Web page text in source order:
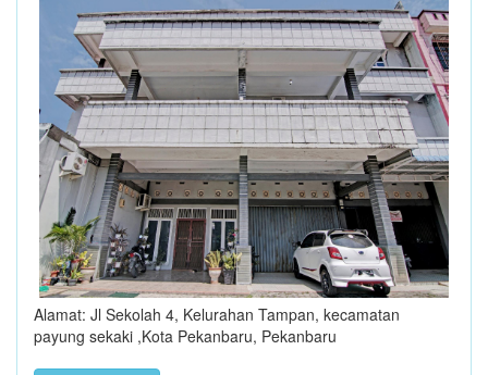
Alamat: Jl Sekolah 4, Kelurahan Tampan, kecamatan
payung sekaki ,Kota Pekanbaru, Pekanbaru